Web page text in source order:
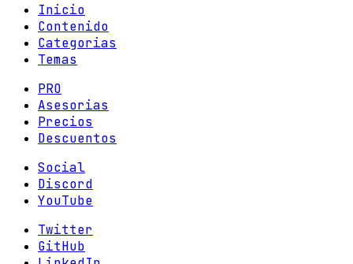
Inicio
Contenido
Categorias
Temas
PRO
Asesorias
Precios
Descuentos
Social
Discord
YouTube
Twitter
GitHub